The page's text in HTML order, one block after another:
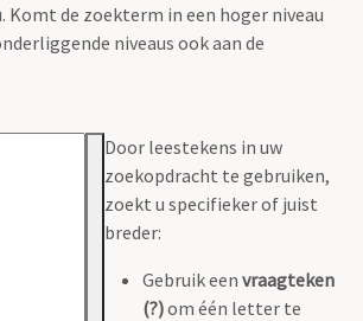
Komt de zoekterm in een hoger niveau
niveaus ook aan de
Door leestekens in uw
zoekopdracht te gebruiken,
zoekt u specifieker of juist
breder:
Gebruik een vraagteken
(?)om één letter te